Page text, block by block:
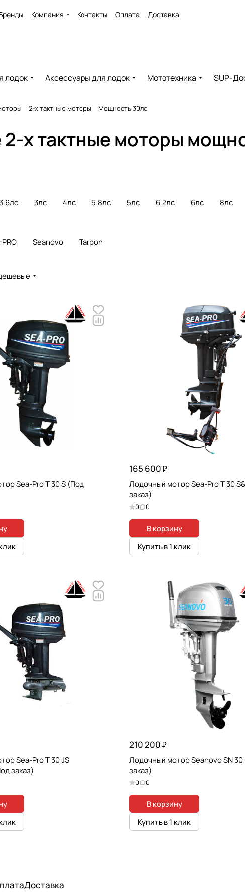
Бренды Компания Контакты Оплата Доставка
лодок Аксессуары для лодок Мототехника SUP-
2-х тактные моторы Мощность 30лс
х тактные моторы
3.6лс 3лс 4лс 5.8лс 5лс 6.2лс 6лс 8лс
Seanovo Tarpon
Sea-Pro T 30 S (Под
165 600 ₽
Лодочный мотор Sea-Pro T 30
заказ)
0 0
В корзину
Купить в 1 клик
Sea-Pro T 30 JS
заказ)
210 200 ₽
Лодочный мотор Seanovo SN 30
заказ)
0 0
В корзину
Купить в 1 клик
Доставка